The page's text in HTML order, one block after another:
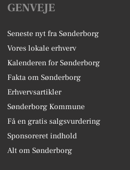
GENVEJE
Seneste nyt fra Sønderborg
Vores lokale erhverv
Kalenderen for Sønderborg
Fakta om Sønderborg
Erhvervsartikler
Sønderborg Kommune
Få en gratis salgsvurdering
Sponsoreret indhold
Alt om Sønderborg